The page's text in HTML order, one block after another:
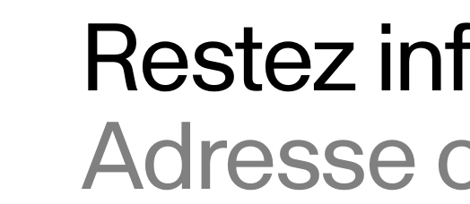
Restez